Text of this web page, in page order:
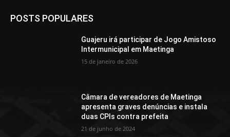
POSTS POPULARES
Guajeru irá participar de Jogo Amistoso
Intermunicipal em Maetinga
15 de janeiro de 2026
Câmara de vereadores de Maetinga
apresenta graves denúncias e instala
duas CPIs contra prefeita
21 de junho de 2024